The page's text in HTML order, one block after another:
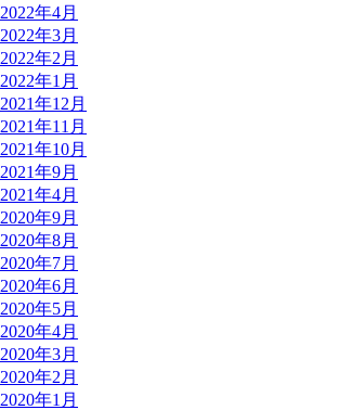
2022年4月
2022年3月
2022年2月
2022年1月
2021年12月
2021年11月
2021年10月
2021年9月
2021年4月
2020年9月
2020年8月
2020年7月
2020年6月
2020年5月
2020年4月
2020年3月
2020年2月
2020年1月